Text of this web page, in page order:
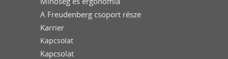
A Freudenberg csoport része
Karrier
Kapcsolat
Kapcsolat